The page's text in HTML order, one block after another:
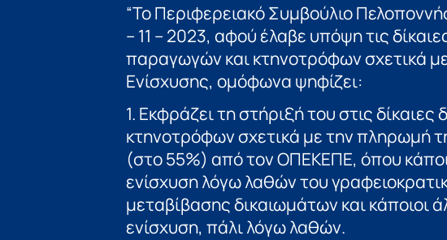
“Το Περιφερειακό Συμβούλιο
– 11 – 2023, αφού έλαβε υπόψη τις
παραγωγών και κτηνοτρόφων σχετικά
Ενίσχυσης, ομόφωνα ψηφίζει:
1. Εκφράζει τη στήριξή του στις
κτηνοτρόφων σχετικά με την πληρωμή
(στο 55%) από τον ΟΠΕΚΕΠΕ, όπου
ενίσχυση λόγω λαθών του
μεταβίβασης δικαιωμάτων και κάποιοι
ενίσχυση, πάλι λόγω λαθών.